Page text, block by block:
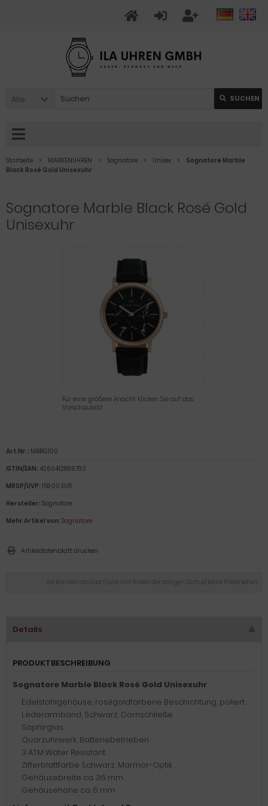
Alle SUCHEN
Startseite MARKENUHREN Sognatore Unisex
Sognatore Marble
Black Rosé Gold Unisexuhr
Sognatore Marble Black Rosé Gold
Unisexuhr
Für eine größere Ansicht klicken Sie auf das
Vorschaubild
Sie können als Gast (bzw. mit Ihrem derzeitigen Status) keine Preise sehen.
Art.Nr.: MBRG100
GTIN/EAN: 4260412866793
MRSP/UVP: 159,00 EUR
Hersteller: Sognatore
Mehr Artikel von: Sognatore
Artikeldatenblatt drucken
Details
PRODUKTBESCHREIBUNG
Sognatore Marble Black Rosé Gold Unisexuhr
Edelstahlgehäuse, roségoldfarbene Beschichtung, poliert
Lederarmband, Schwarz, Dornschließe
Saphirglas
Quarzuhrwerk, Batteriebetrieben
3 ATM Water Resistant
Zifferblattfarbe Schwarz, Marmor-Optik
Gehäusebreite ca. 36 mm
Gehäusehöhe ca. 6 mm